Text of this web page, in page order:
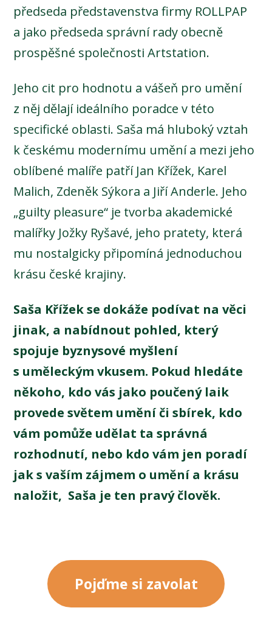
předseda představenstva firmy ROLLPAP
a jako předseda správní rady obecně
prospěšné společnosti Artstation.
Jeho cit pro hodnotu a vášeň pro umění
z něj dělají ideálního poradce v této
specifické oblasti. Saša má hluboký vztah
k českému modernímu umění a mezi jeho
oblíbené malíře patří Jan Křížek, Karel
Malich, Zdeněk Sýkora a Jiří Anderle. Jeho
„guilty pleasure“ je tvorba akademické
malířky Jožky Ryšavé, jeho pratety, která
mu nostalgicky připomíná jednoduchou
krásu české krajiny.
Saša Křížek se dokáže podívat na věci
jinak, a nabídnout pohled, který
spojuje byznysové myšlení
s uměleckým vkusem. Pokud hledáte
někoho, kdo vás jako poučený laik
provede světem umění či sbírek, kdo
vám pomůže udělat ta správná
rozhodnutí, nebo kdo vám jen poradí
jak s vaším zájmem o umění a krásu
naložit, Saša je ten pravý člověk.
Pojďme si zavolat